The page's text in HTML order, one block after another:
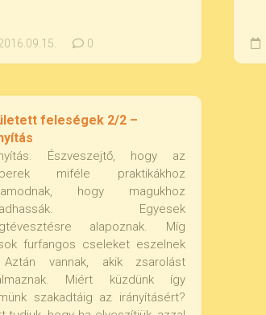
0
feleségek 2/2 –
Észveszejtő, hogy az
miféle praktikákhoz
hogy magukhoz
Egyesek
alapoznak. Míg
furfangos cseleket eszelnek
vannak, akik zsarolást
Miért küzdünk így
szakadtáig az irányításért?